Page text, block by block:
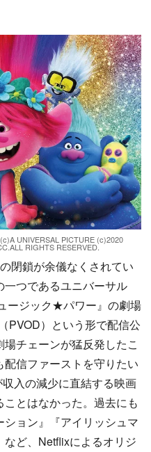
UNIVERSAL PICTURE (c)2020
RIGHTS RESERVED.
閉鎖が余儀なくされてい
つであるユニバーサル
ージック★パワー』の劇場
PVOD）という形で配信公
チェーンが猛反発したこ
信ファーストを守りたい
入の減少に直結する映画
とはなかった。過去にも
ション』『アイリッシュマ
ど、Netflixによるオリジ